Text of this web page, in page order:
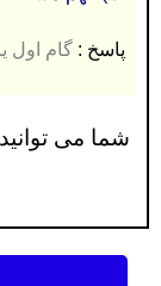
پاسخ : گام اول یا